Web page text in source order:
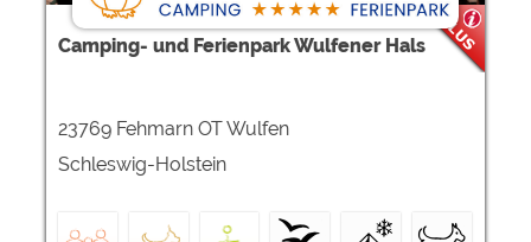
Camping- und Ferienpark Wulfener Hals
23769 Fehmarn OT Wulfen
Schleswig-Holstein